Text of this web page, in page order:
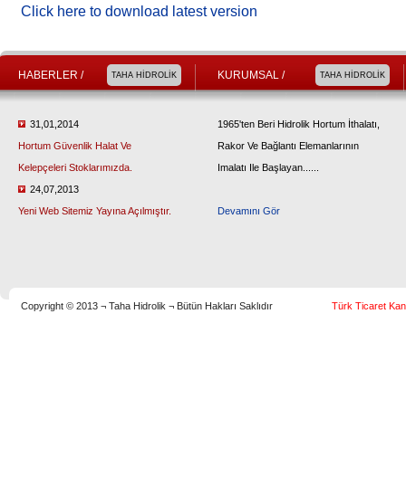
Click here to download latest version
HABERLER / TAHA HİDROLİK
31,01,2014
Hortum Güvenlik Halat Ve
Kelepçeleri Stoklarımızda.
24,07,2013
Yeni Web Sitemiz Yayına Açılmıştır.
KURUMSAL / TAHA HİDROLİK
1965'ten Beri Hidrolik Hortum İthalatı,
Rakor Ve Bağlantı Elemanlarının
Imalatı Ile Başlayan......
Devamını Gör
Copyright © 2013 ¬ Taha Hidrolik ¬ Bütün Hakları Saklıdır Türk Ticaret